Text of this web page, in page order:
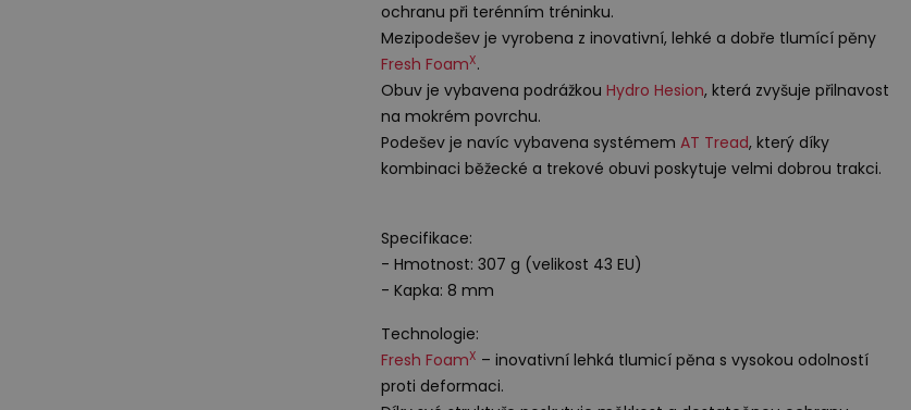
ochranu při terénním tréninku.
Mezipodešev je vyrobena z inovativní, lehké a dobře tlumící pěny
Fresh FoamX.
Obuv je vybavena podrážkou Hydro Hesion, která zvyšuje přilnavost
na mokrém povrchu.
Podešev je navíc vybavena systémem AT Tread, který díky
kombinaci běžecké a trekové obuvi poskytuje velmi dobrou trakci.
Specifikace:
- Hmotnost: 307 g (velikost 43 EU)
- Kapka: 8 mm
Technologie:
Fresh FoamX – inovativní lehká tlumicí pěna s vysokou odolností
proti deformaci.